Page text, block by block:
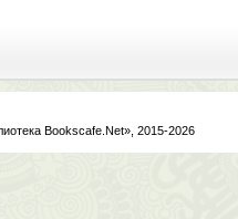
Bookscafe.Net», 2015-2026